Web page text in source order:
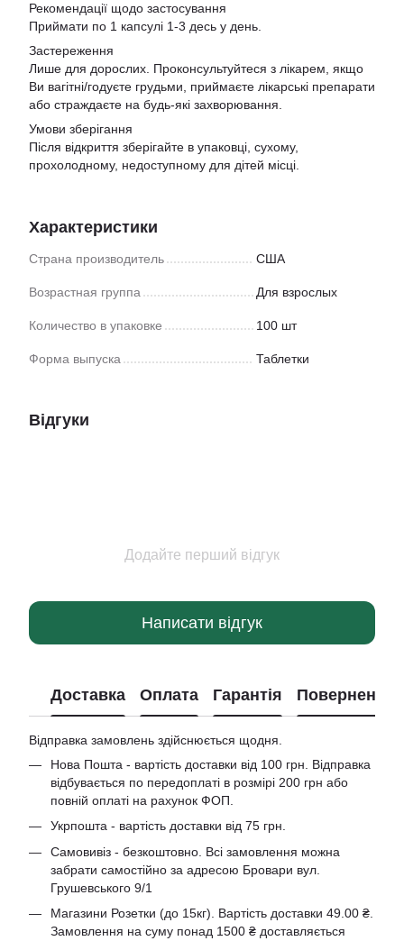
Рекомендації щодо застосування
Приймати по 1 капсулі 1-3 десь у день.
Застереження
Лише для дорослих. Проконсультуйтеся з лікарем, якщо
Ви вагітні/годуєте грудьми, приймаєте лікарські препарати
або страждаєте на будь-які захворювання.
Умови зберігання
Після відкриття зберігайте в упаковці, сухому,
прохолодному, недоступному для дітей місці.
Характеристики
Страна производитель США
Возрастная группа Для взрослых
Количество в упаковке 100 шт
Форма выпуска Таблетки
Відгуки
Додайте перший відгук
Написати відгук
Доставка Оплата Гарантія Повернення
Відправка замовлень здійснюється щодня.
Нова Пошта - вартість доставки від 100 грн. Відправка
відбувається по передоплаті в розмірі 200 грн або
повній оплаті на рахунок ФОП.
Укрпошта - вартість доставки від 75 грн.
Самовивіз - безкоштовно. Всі замовлення можна
забрати самостійно за адресою Бровари вул.
Грушевського 9/1
Магазини Розетки (до 15кг). Вартість доставки 49.00 ₴.
Замовлення на суму понад 1500 ₴ доставляється